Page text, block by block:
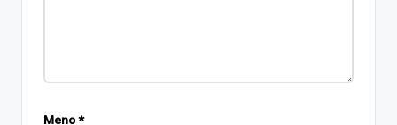
Meno*